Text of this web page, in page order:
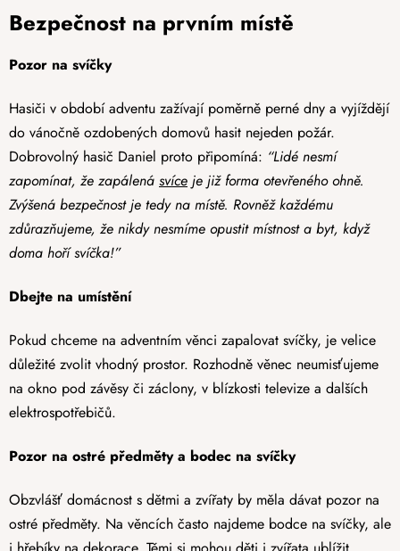
Bezpečnost na prvním místě
Pozor na svíčky
Hasiči v období adventu zažívají poměrně perné dny a vyjíždějí
do vánočně ozdobených domovů hasit nejeden požár.
Dobrovolný hasič Daniel proto připomíná: “Lidé nesmí
zapomínat, že zapálená svíce je již forma otevřeného ohně.
Zvýšená bezpečnost je tedy na místě. Rovněž každému
zdůrazňujeme, že nikdy nesmíme opustit místnost a byt, když
doma hoří svíčka!”
Dbejte na umístění
Pokud chceme na adventním věnci zapalovat svíčky, je velice
důležité zvolit vhodný prostor. Rozhodně věnec neumisťujeme
na okno pod závěsy či záclony, v blízkosti televize a dalších
elektrospotřebičů.
Pozor na ostré předměty a bodec na svíčky
Obzvlášť domácnost s dětmi a zvířaty by měla dávat pozor na
ostré předměty. Na věncích často najdeme bodce na svíčky, ale